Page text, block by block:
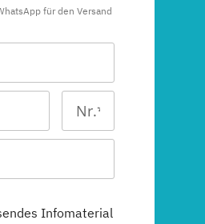
für den Versand
Infomaterial